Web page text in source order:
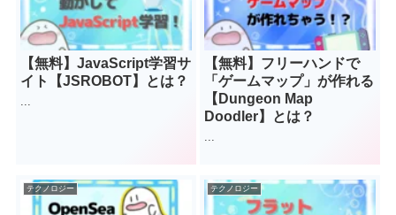
【無料】JavaScript学習サ
イト【JSROBOT】とは？
...
【無料】フリーハンドで
「ゲームマップ」が作れる
【Dungeon Map
Doodler】とは？
...
テクノロジー テクノロジー